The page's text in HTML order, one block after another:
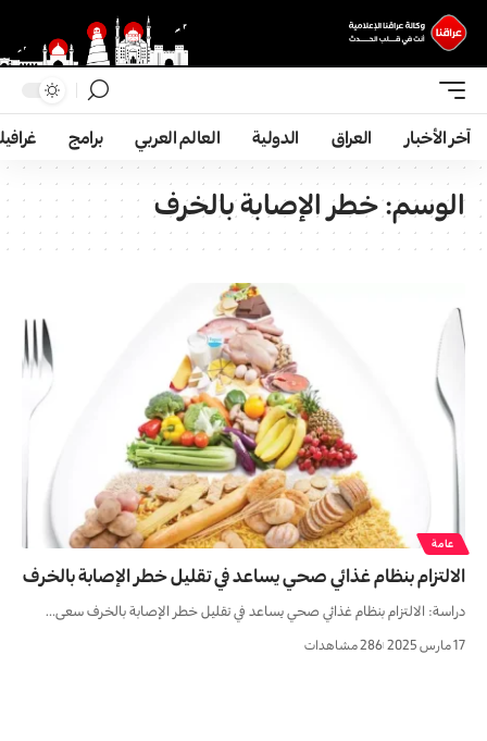
آخر الأخبار العراق الدولية العالم العربي برامج
الوسم:خطر الإصابة بالخرف
عامة
الالتزام بنظام غذائي صحي يساعد في تقليل خطر الإصابة بالخرف
دراسة: الالتزام بنظام غذائي صحي يساعد في تقليل خطر الإصابة بالخرف سعى…
17 مارس 2025 286 مشاهدات